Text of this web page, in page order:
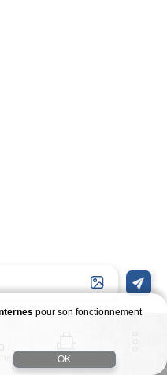
Stages
pour son fonctionnement
OK